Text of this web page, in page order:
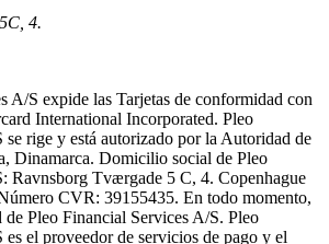
4.
A/S expide las Tarjetas de conformidad con
International Incorporated. Pleo
rige y está autorizado por la Autoridad de
Dinamarca. Domicilio social de Pleo
Ravnsborg Tværgade 5 C, 4. Copenhague
CVR: 39155435. En todo momento,
de Pleo Financial Services A/S. Pleo
el proveedor de servicios de pago y el